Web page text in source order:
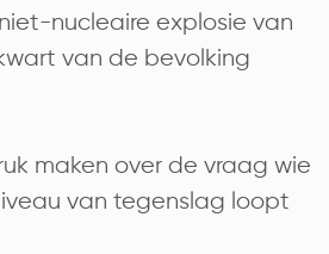
nucleaire explosie van
van de bevolking
maken over de vraag wie
van tegenslag loopt